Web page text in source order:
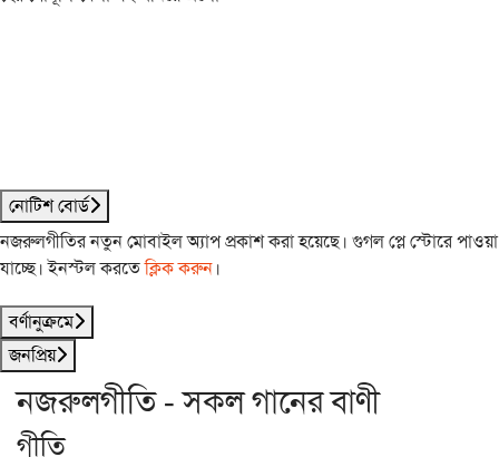
নোটিশ বোর্ড
নজরুলগীতির নতুন মোবাইল অ্যাপ প্রকাশ করা হয়েছে। গুগল প্লে স্টোরে পাওয়া
যাচ্ছে। ইনস্টল করতেক্লিক করুন।
বর্ণানুক্রমে
জনপ্রিয়
নজরুলগীতি - সকল গানের বাণী
গীতি